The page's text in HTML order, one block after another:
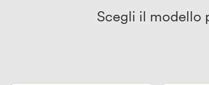
Scegli il modello